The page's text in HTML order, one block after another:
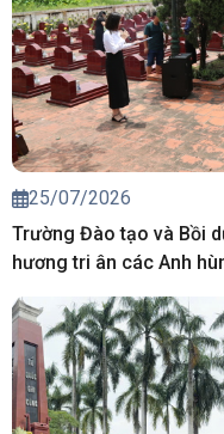
25/07/2026
Trường Đào tạo và Bồi
hương tri ân các Anh